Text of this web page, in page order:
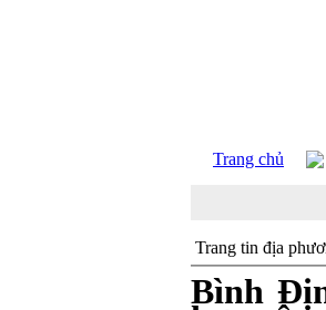
Trang chủ
Trang tin địa
Bình